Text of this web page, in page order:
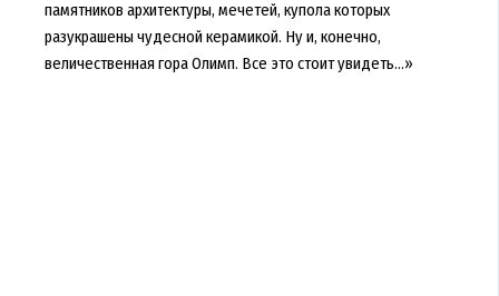
памятников архитектуры, мечетей, купола которых
разукрашены чудесной керамикой. Ну и, конечно,
величественная гора Олимп. Все это стоит увидеть…»